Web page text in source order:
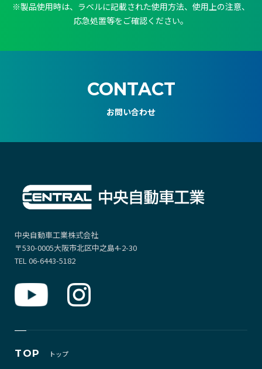
※製品使用時は、ラベルに記載された使用方法、使用上の注意、
応急処置等をご確認ください。
CONTACT
お問い合わせ
中央自動車工業株式会社
〒530-0005大阪市北区中之島4-2-30
TEL 06-6443-5182
TOP トップ